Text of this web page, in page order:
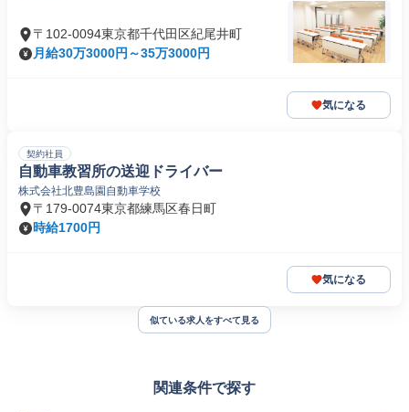
〒102-0094東京都千代田区紀尾井町
月給30万3000円～35万3000円
気になる
契約社員
自動車教習所の送迎ドライバー
株式会社北豊島園自動車学校
〒179-0074東京都練馬区春日町
時給1700円
気になる
似ている求人をすべて見る
関連条件で探す